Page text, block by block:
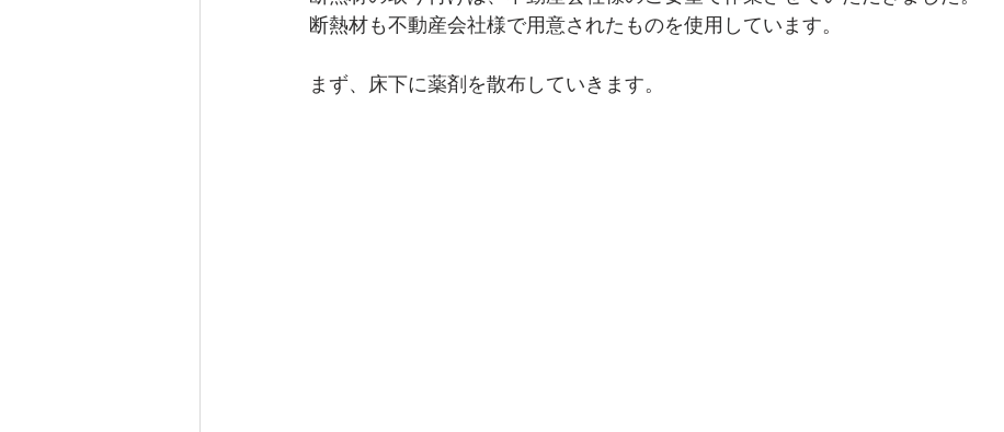
断熱材も不動産会社様で用意されたものを使用しています。
まず、床下に薬剤を散布していきます。